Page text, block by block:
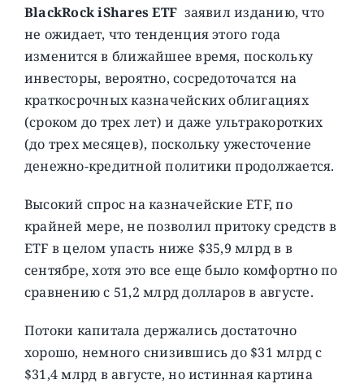
BlackRock iShares ETF заявил изданию, что
не ожидает, что тенденция этого года
изменится в ближайшее время, поскольку
инвесторы, вероятно, сосредоточатся на
краткосрочных казначейских облигациях
(сроком до трех лет) и даже ультракоротких
(до трех месяцев), поскольку ужесточение
денежно-кредитной политики продолжается.
Высокий спрос на казначейские ETF, по
крайней мере, не позволил притоку средств в
ETF в целом упасть ниже $35,9 млрд в в
сентябре, хотя это все еще было комфортно по
сравнению с 51,2 млрд долларов в августе.
Потоки капитала держались достаточно
хорошо, немного снизившись до $31 млрд с
$31,4 млрд в августе, но истинная картина